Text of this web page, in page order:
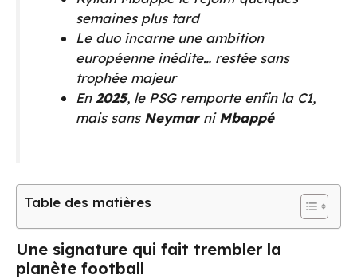
semaines plus tard
Le duo incarne une ambition
européenne inédite… restée sans
trophée majeur
En 2025, le PSG remporte enfin la C1,
mais sans NeymarniMbappé
Table des matières
Une signature qui fait trembler la
planète football